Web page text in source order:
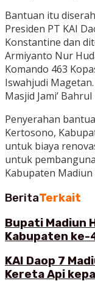
Bantuan itu
Presiden PT KAI
Konstantine dan
Armiyanto Nur
Komando 463
Iswahjudi
Masjid Jami’
Penyerahan
Kertosono,
untuk biaya
untuk
Kabupaten Madiun
BeritaTerkait
Bupati Madiun
Kabupaten ke-
KAI Daop 7
Kereta Api